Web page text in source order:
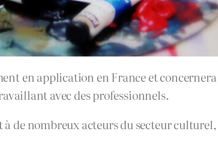
en application en France et
avec des professionnels.
de nombreux acteurs du secteur